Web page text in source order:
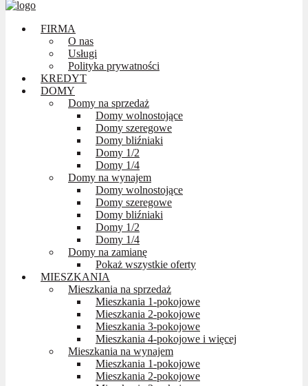
FIRMA
O nas
Usługi
Polityka prywatności
KREDYT
DOMY
Domy na sprzedaż
Domy wolnostojące
Domy szeregowe
Domy bliźniaki
Domy 1/2
Domy 1/4
Domy na wynajem
Domy wolnostojące
Domy szeregowe
Domy bliźniaki
Domy 1/2
Domy 1/4
Domy na zamianę
Pokaż wszystkie oferty
MIESZKANIA
Mieszkania na sprzedaż
Mieszkania 1-pokojowe
Mieszkania 2-pokojowe
Mieszkania 3-pokojowe
Mieszkania 4-pokojowe i więcej
Mieszkania na wynajem
Mieszkania 1-pokojowe
Mieszkania 2-pokojowe